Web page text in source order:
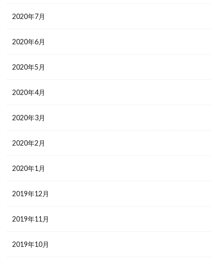
2020年7月
2020年6月
2020年5月
2020年4月
2020年3月
2020年2月
2020年1月
2019年12月
2019年11月
2019年10月